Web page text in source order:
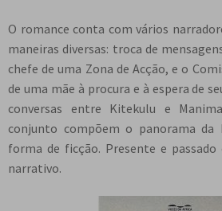
O romance conta com vários
maneiras diversas: troca de
chefe de uma Zona de Acção, e o
de uma mãe à procura e à espera de
conversas entre Kitekulu e
conjunto compõem o panorama da
forma de ficção. Presente e passado
narrativo.